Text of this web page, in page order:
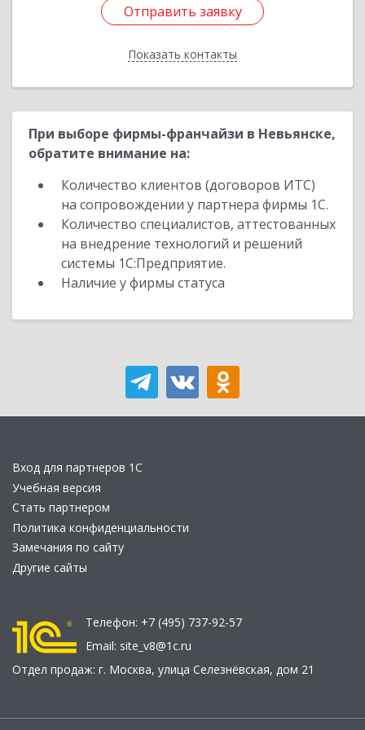
Отправить заявку
Показать контакты
Отправить заявку
Назад
При выборе фирмы-франчайзи в Невьянске,
обратите внимание на:
Количество клиентов (договоров ИТС)
на сопровождении у партнера фирмы 1С.
Количество специалистов, аттестованных
на внедрение технологий и решений
системы 1С:Предприятие.
Наличие у фирмы статуса
Вход для партнеров 1С
Учебная версия
Стать партнером
Политика конфиденциальности
Замечания по сайту
Другие сайты
Телефон: +7 (495) 737-92-57
Email: site_v8@1c.ru
Отдел продаж: г. Москва, улица Селезнёвская, дом 21